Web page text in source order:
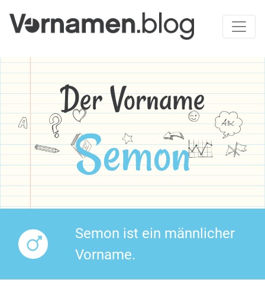
Der Vorname
Semon
Semon ist ein männlicher
Vorname.